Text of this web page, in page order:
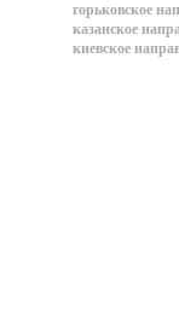
горьковское
казанское
киевское